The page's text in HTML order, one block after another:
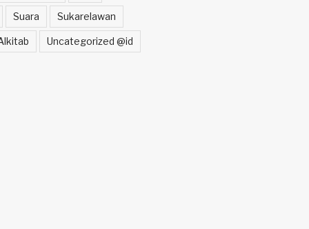
Suara Sukarelawan
Uncategorized @id